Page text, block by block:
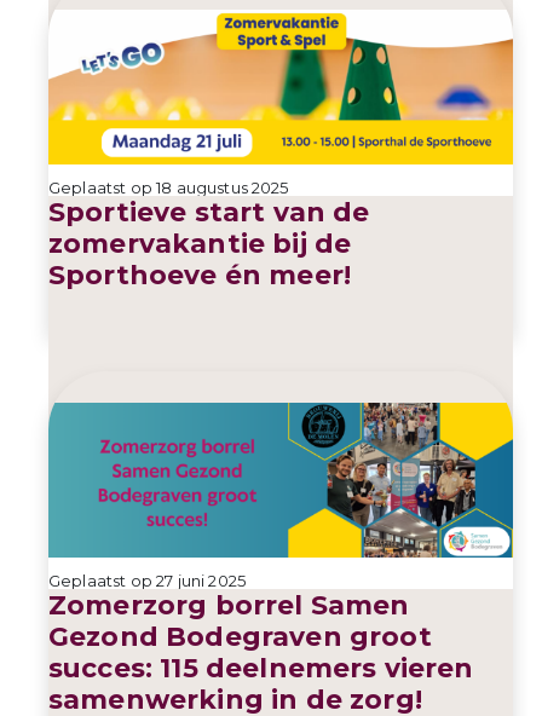
Geplaatst op 18 augustus 2025
Sportieve start van de
zomervakantie bij de
Sporthoeve én meer!
Geplaatst op 27 juni 2025
Zomerzorg borrel Samen
Gezond Bodegraven groot
succes: 115 deelnemers vieren
samenwerking in de zorg!